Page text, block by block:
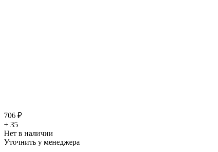
706 ₽
+ 35
Нет в наличии
Уточнить у менеджера